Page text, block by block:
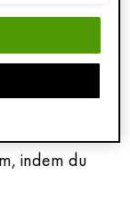
des H.A.
und
indem du